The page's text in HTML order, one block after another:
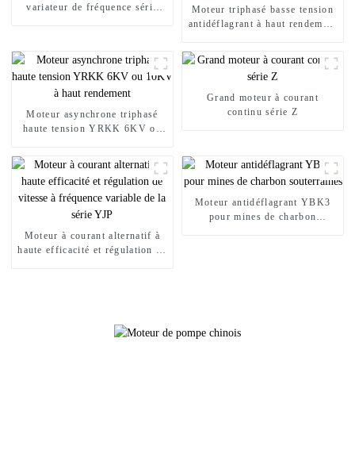
variateur de fréquence série
Moteur triphasé basse tension
antidéflagrant à haut rendement
Moteur asynchrone triphasé
haute tension YRKK 6KV ou
Grand moteur à courant
continu série Z
Moteur à courant alternatif à
haute efficacité et régulation de
Moteur antidéflagrant YBK3
pour mines de charbon